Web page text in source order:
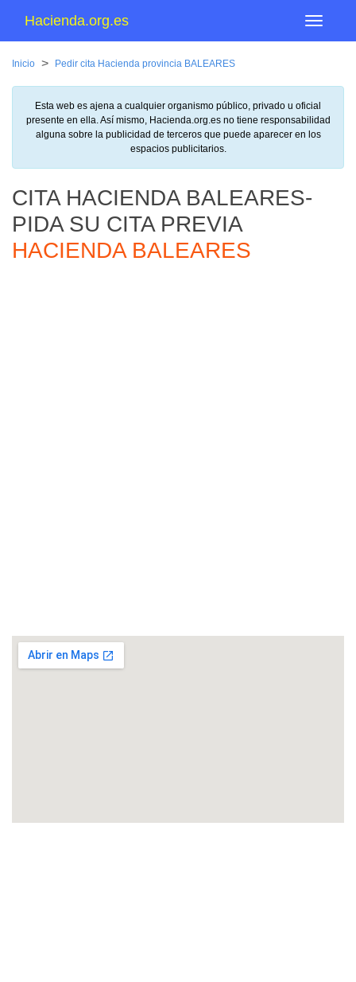
Menu
Hacienda.org.es
Inicio > Pedir cita Hacienda provincia BALEARES
Esta web es ajena a cualquier organismo público, privado u oficial
presente en ella. Así mismo, Hacienda.org.es no tiene responsabilidad
alguna sobre la publicidad de terceros que puede aparecer en los
espacios publicitarios.
CITA HACIENDA BALEARES-
PIDA SU CITA PREVIA
HACIENDA BALEARES